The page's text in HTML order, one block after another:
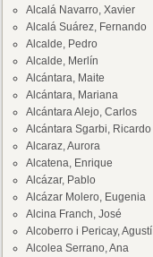
Alcalá Navarro, Xavier
Alcalá Suárez, Fernando
Alcalde, Pedro
Alcalde, Merlín
Alcántara, Maite
Alcántara, Mariana
Alcántara Alejo, Carlos
Alcántara Sgarbi, Ricardo
Alcaraz, Aurora
Alcatena, Enrique
Alcázar, Pablo
Alcázar Molero, Eugenia
Alcina Franch, José
Alcoberro i Pericay, Agustí
Alcolea Serrano, Ana